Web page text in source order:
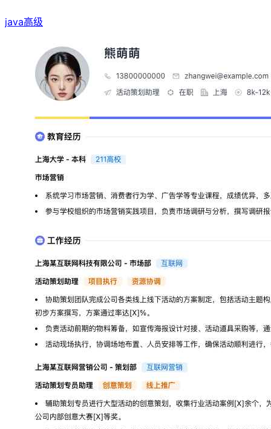
java高级